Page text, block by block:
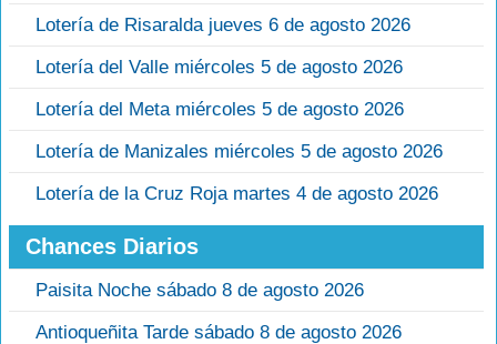
Lotería de Risaralda jueves 6 de agosto 2026
Lotería del Valle miércoles 5 de agosto 2026
Lotería del Meta miércoles 5 de agosto 2026
Lotería de Manizales miércoles 5 de agosto 2026
Lotería de la Cruz Roja martes 4 de agosto 2026
Chances Diarios
Paisita Noche sábado 8 de agosto 2026
Antioqueñita Tarde sábado 8 de agosto 2026